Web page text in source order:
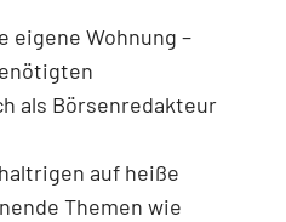
eigene Wohnung –
als Börsenredakteur
auf heiße
Themen wie